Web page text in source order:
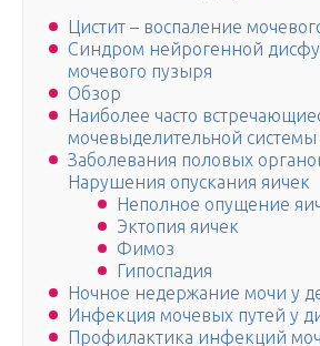
Цистит – воспаление
Синдром нейрогенной
мочевого пузыря
Обзор
Наиболее часто
мочевыделительной системы
Заболевания половых
Нарушения опускания яичек
Неполное опущение
Эктопия яичек
Фимоз
Гипоспадия
Ночное недержание мочи у
Инфекция мочевых путей у
Профилактика инфекций